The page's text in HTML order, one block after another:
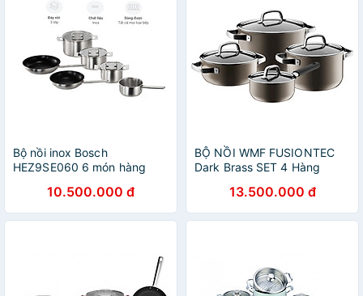
Bộ nồi inox Bosch
HEZ9SE060 6 món hàng
10.500.000 đ
BỘ NỒI WMF FUSIONTEC
Dark Brass SET 4 Hàng
13.500.000 đ